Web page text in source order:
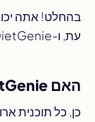
בהחלט! אתה
עת, ו-DietGenie תיצור תוכנית ארוחות חדשה בהתאם.
האם DietGenie מספק מתכונים?
כן, כל תוכנית